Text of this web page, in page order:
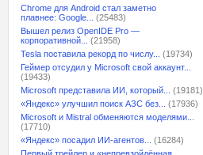
Chrome для Android стал заметно
плавнее: Google...
(25483)
Вышел релиз OpenIDE Pro —
корпоративной...
(21958)
Tesla поставила рекорд по числу...
(19734)
Геймер отсудил у Microsoft свой аккаунт...
(19433)
Microsoft представила ИИ, который...
(19181)
«Яндекс» улучшил поиск АЗС без...
(17936)
Microsoft и Mistral обменяются моделями...
(17710)
«Яндекс» посадил ИИ-агентов...
(16284)